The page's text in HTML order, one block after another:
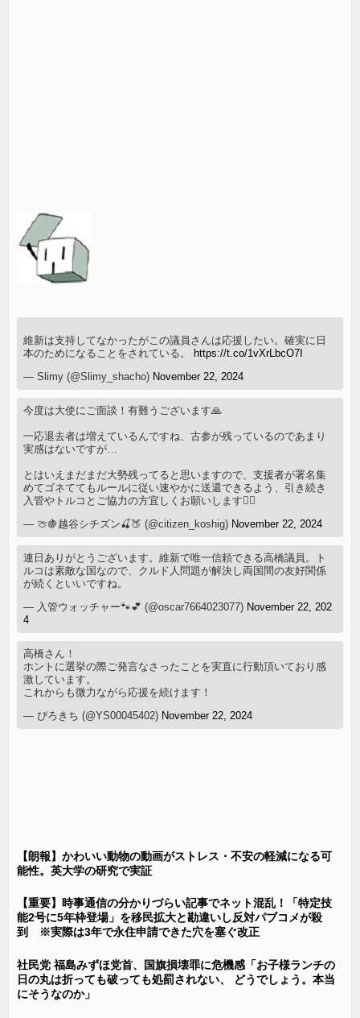
維新は支持してなかったがこの議員さんは応援したい。確実に日
本のためになることをされている。 https://t.co/1vXrLbcO7I
— Slimy (@Slimy_shacho) November 22, 2024
今度は大使にご面談！有難うございます🙏
一応退去者は増えているんですね、古参が残っているのであまり
実感はないですが…
とはいえまだまだ大勢残ってると思いますので、支援者が署名集
めてゴネててもルールに従い速やかに送還できるよう、引き続き
入管やトルコとご協力の方宜しくお願いします🙇‍♀️
— 🍈🍇越谷シチズン🍒🍑 (@citizen_koshig) November 22, 2024
連日ありがとうございます。維新で唯一信頼できる高橋議員。ト
ルコは素敵な国なので、クルド人問題が解決し両国間の友好関係
が続くといいですね。
— 入管ウォッチャー🐾💕 (@oscar7664023077) November 22, 202
4
高橋さん！
ホントに選挙の際ご発言なさったことを実直に行動頂いており感
激しています。
これからも微力ながら応援を続けます！
— ぴろきち (@YS00045402) November 22, 2024
【朗報】かわいい動物の動画がストレス・不安の軽減になる可
能性。英大学の研究で実証
【重要】時事通信の分かりづらい記事でネット混乱！「特定技
能2号に5年枠登場」を移民拡大と勘違いし反対パブコメが殺
到 ※実際は3年で永住申請できた穴を塞ぐ改正
社民党 福島みずほ党首、国旗損壊罪に危機感「お子様ランチの
日の丸は折っても破っても処罰されない、 どうでしょう。本当
にそうなのか」